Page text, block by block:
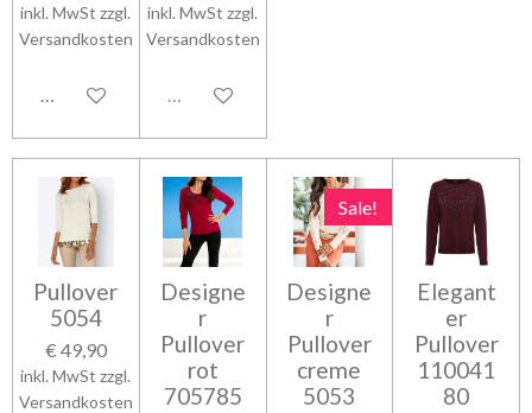
inkl. MwSt zzgl.
Versandkosten
In den Warenkorb
inkl. MwSt zzgl.
Versandkosten
Ausverkauft
Pullover
5054
€ 49,90
inkl. MwSt zzgl.
Versandkosten
Designe
r
Pullover
rot
705785
Sale!
Designe
r
Pullover
creme
5053
Elegant
er
Pullover
110041
80